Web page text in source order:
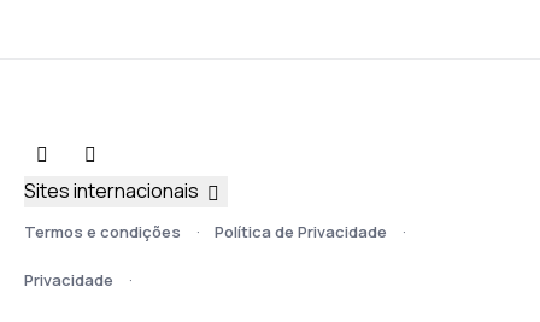
Termos e condições Política de Privacidade
Privacidade
Sites internacionais